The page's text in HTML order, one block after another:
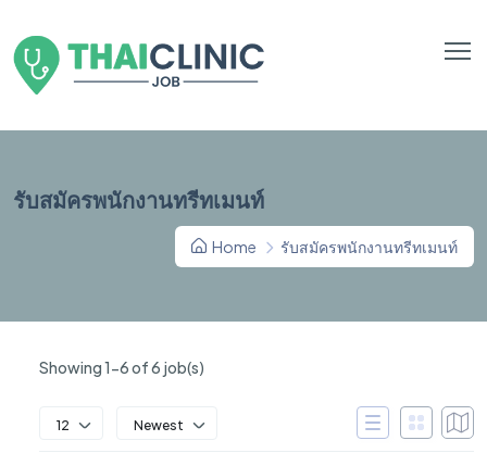
รับสมัครพนักงานทรีทเมนท์
Home รับสมัครพนักงานทรีทเมนท์
Showing 1-6 of 6 job(s)
12 Newest